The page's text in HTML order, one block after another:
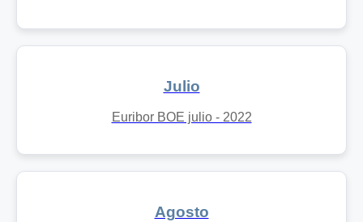
Julio
Euribor BOE julio - 2022
Agosto